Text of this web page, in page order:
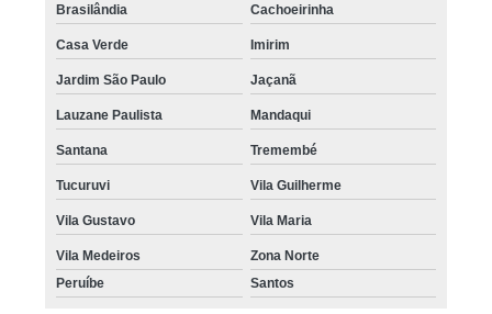
Brasilândia
Cachoeirinha
Casa Verde Imirim
Jardim São Paulo Jaçanã
Lauzane Paulista Mandaqui
Santana Tremembé
Tucuruvi Vila Guilherme
Vila Gustavo Vila Maria
Vila Medeiros
Zona Norte
Peruíbe
Santos